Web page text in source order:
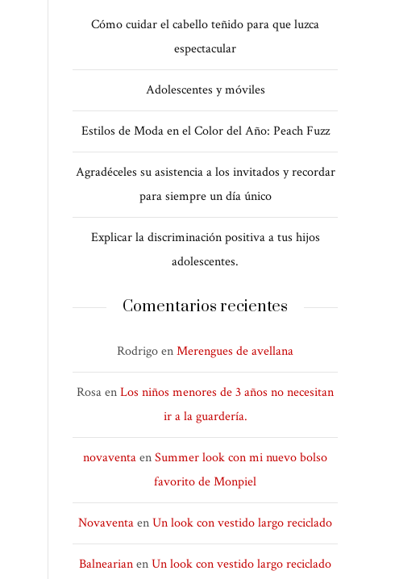
Cómo cuidar el cabello teñido para que luzca
espectacular
Adolescentes y móviles
Estilos de Moda en el Color del Año: Peach Fuzz
Agradéceles su asistencia a los invitados y recordar
para siempre un día único
Explicar la discriminación positiva a tus hijos
adolescentes.
Comentarios recientes
RodrigoenMerengues de avellana
RosaenLos niños menores de 3 años no necesitan
ir a la guardería.
novaventaenSummer look con mi nuevo bolso
favorito de Monpiel
NovaventaenUn look con vestido largo reciclado
BalnearianenUn look con vestido largo reciclado